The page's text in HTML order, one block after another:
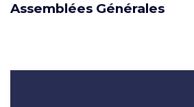
Assemblées Générales